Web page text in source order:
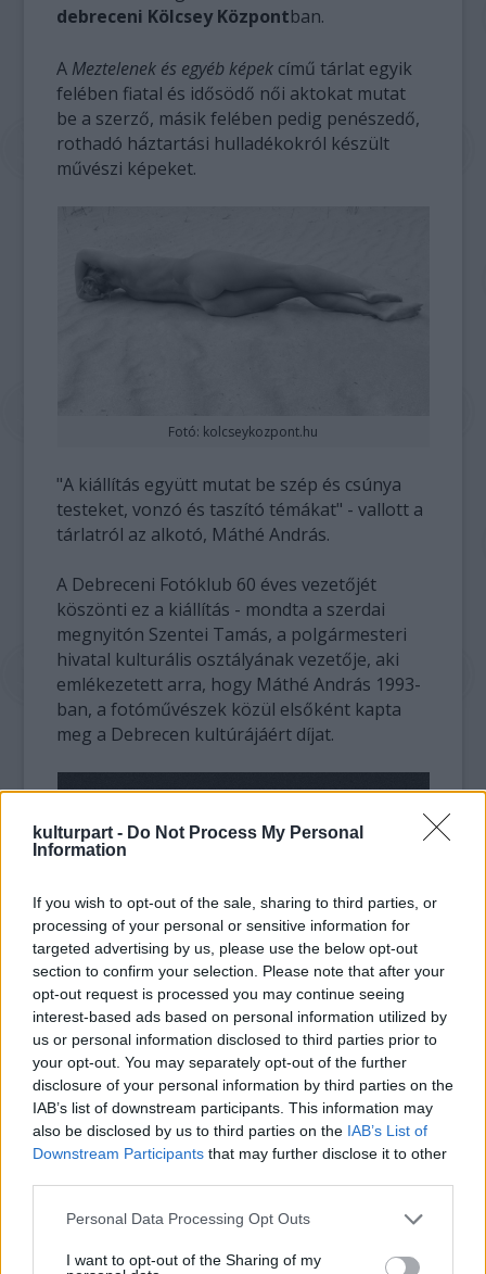
kulturpart - Do Not Process My Personal
Information
If you wish to opt-out of the sale, sharing to third parties, or
processing of your personal or sensitive information for
targeted advertising by us, please use the below opt-out
section to confirm your selection. Please note that after your
opt-out request is processed you may continue seeing
interest-based ads based on personal information utilized by
us or personal information disclosed to third parties prior to
your opt-out. You may separately opt-out of the further
disclosure of your personal information by third parties on the
IAB’s list of downstream participants. This information may
also be disclosed by us to third parties on the IAB’s List of
Downstream Participants that may further disclose it to other
Please note that this website/app uses one or more Google
not limited to your visit or usage behaviour. You may click to
Personal Data Processing Opt Outs
I want to opt-out of the Sharing of my
debreceni Kölcsey Központban.
A Meztelenek és egyéb képek című tárlat egyik
felében fiatal és idősödő női aktokat mutat
be a szerző, másik felében pedig penészedő,
rothadó háztartási hulladékokról készült
művészi képeket.
Fotó: kolcseykozpont.hu
"A kiállítás együtt mutat be szép és csúnya
testeket, vonzó és taszító témákat" - vallott a
tárlatról az alkotó, Máthé András.
A Debreceni Fotóklub 60 éves vezetőjét
köszönti ez a kiállítás - mondta a szerdai
megnyitón Szentei Tamás, a polgármesteri
hivatal kulturális osztályának vezetője, aki
emlékezetett arra, hogy Máthé András 1993-
ban, a fotóművészek közül elsőként kapta
meg a Debrecen kultúrájáért díjat.
Fotó: kolcseykozpont.hu
Szamódy Zsolt, a Magyar Fotóművészek
Szövetségének elnöke felidézte, hogy
szövetségük ez év őszén tizedik alkalommal
rendezi meg a Fotóhónap2014 fesztivált,
fotókiállításon csaknem kétszáz alkotó
mutatkozik be.